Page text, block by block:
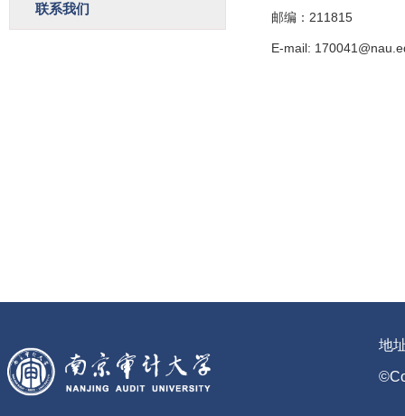
联系我们
邮编：211815
E-mail:
地